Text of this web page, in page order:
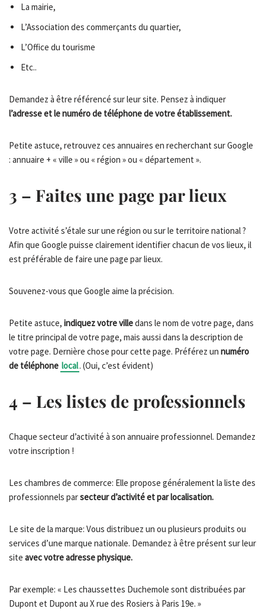
La mairie,
L’Association des commerçants du quartier,
L’Office du tourisme
Etc..
Demandez à être référencé sur leur site. Pensez à indiquer
l’adresse et le numéro de téléphone de votre établissement.
Petite astuce, retrouvez ces annuaires en recherchant sur Google
: annuaire + « ville » ou « région » ou « département ».
3 – Faites une page par lieux
Votre activité s’étale sur une région ou sur le territoire national ?
Afin que Google puisse clairement identifier chacun de vos lieux, il
est préférable de faire une page par lieux.
Souvenez-vous que Google aime la précision.
Petite astuce, indiquez votre villedans le nom de votre page, dans
le titre principal de votre page, mais aussi dans la description de
votre page. Dernière chose pour cette page. Préférez un numéro
de téléphone local. (Oui, c’est évident)
4 – Les listes de professionnels
Chaque secteur d’activité à son annuaire professionnel. Demandez
votre inscription !
Les chambres de commerce: Elle propose généralement la liste des
professionnels parsecteur d’activité et par localisation.
Le site de la marque: Vous distribuez un ou plusieurs produits ou
services d’une marque nationale. Demandez à être présent sur leur
site avec votre adresse physique.
Par exemple: « Les chaussettes Duchemole sont distribuées par
Dupont et Dupont au X rue des Rosiers à Paris 19e. »